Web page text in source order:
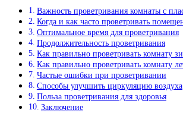
Важность проветривания комнаты с
Когда и как часто проветривать
Оптимальное время для проветривания
Продолжительность проветривания
Как правильно проветривать комнату
Как правильно проветривать комнату
Частые ошибки при проветривании
Способы улучшить циркуляцию воздуха
Польза проветривания для здоровья
Заключение